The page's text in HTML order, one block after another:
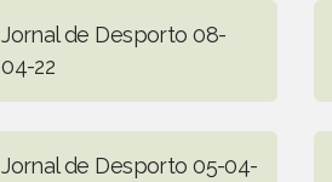
Jornal de Desporto 08-
04-22
Jornal de Desporto 05-04-